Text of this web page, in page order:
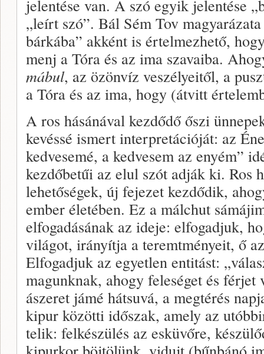
jelentése van. A szó egyik jelentése
„leírt szó”. Bál Sém Tov
bárkába” akként is értelmezhető,
menj a Tóra és az ima szavaiba.
mábul, az özönvíz veszélyeitől, a
a Tóra és az ima, hogy (átvitt
A ros hásánával kezdődő őszi
kevéssé ismert interpretációját: az
kedvesemé, a kedvesem az enyém”
kezdőbetűi az elul szót adják ki. Ros
lehetőségek, új fejezet kezdődik,
ember életében. Ez a málchut
elfogadásának az ideje: elfogadjuk,
világot, irányítja a teremtményeit, ő
Elfogadjuk az egyetlen entitást:
magunknak, ahogy feleséget és férjet
ászeret jámé hátsuvá, a megtérés
kipur közötti időszak, amely az
telik: felkészülés az esküvőre,